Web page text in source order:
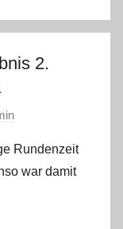
2.
Rundenzeit
war damit